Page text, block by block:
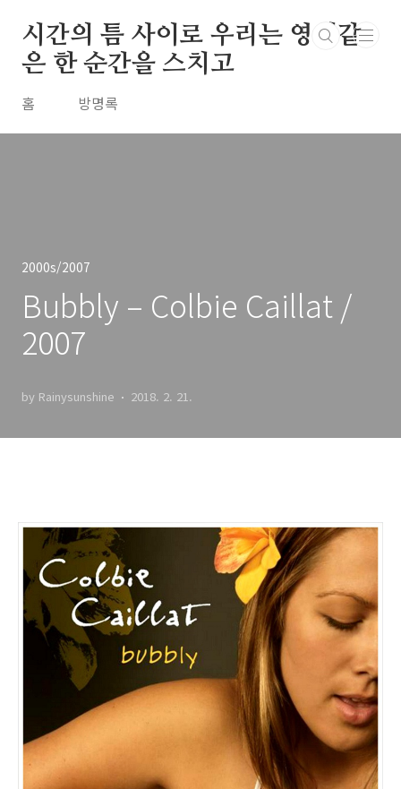
시간의 틈 사이로 우리는 영원같
은 한 순간을 스치고
홈 방명록
2000s/2007
Bubbly – Colbie Caillat /
2007
by Rainysunshine 2018. 2. 21.